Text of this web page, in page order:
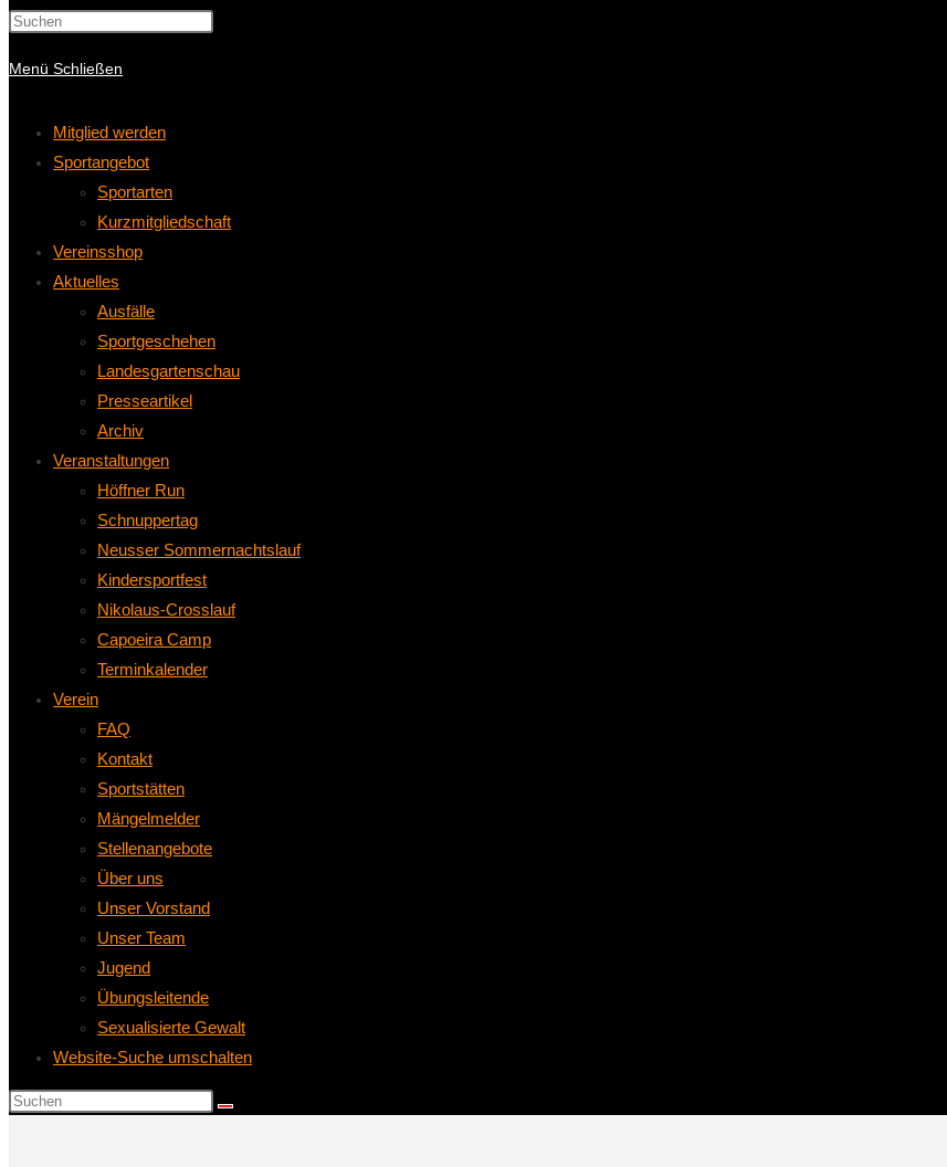
Menü Schließen
Mitglied werden
Sportangebot
Sportarten
Kurzmitgliedschaft
Vereinsshop
Aktuelles
Ausfälle
Sportgeschehen
Landesgartenschau
Presseartikel
Archiv
Veranstaltungen
Höffner Run
Schnuppertag
Neusser Sommernachtslauf
Kindersportfest
Nikolaus-Crosslauf
Capoeira Camp
Terminkalender
Verein
FAQ
Kontakt
Sportstätten
Mängelmelder
Stellenangebote
Über uns
Unser Vorstand
Unser Team
Jugend
Übungsleitende
Sexualisierte Gewalt
Website-Suche umschalten